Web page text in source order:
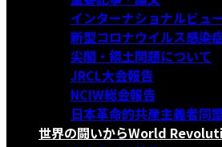
インターナショナルビュー
新型コロナウイルス感染
尖閣・領土問題について
JRCL大会報告
NCIW総会報告
日本革命的共産主義者同
世界の闘いからWorld